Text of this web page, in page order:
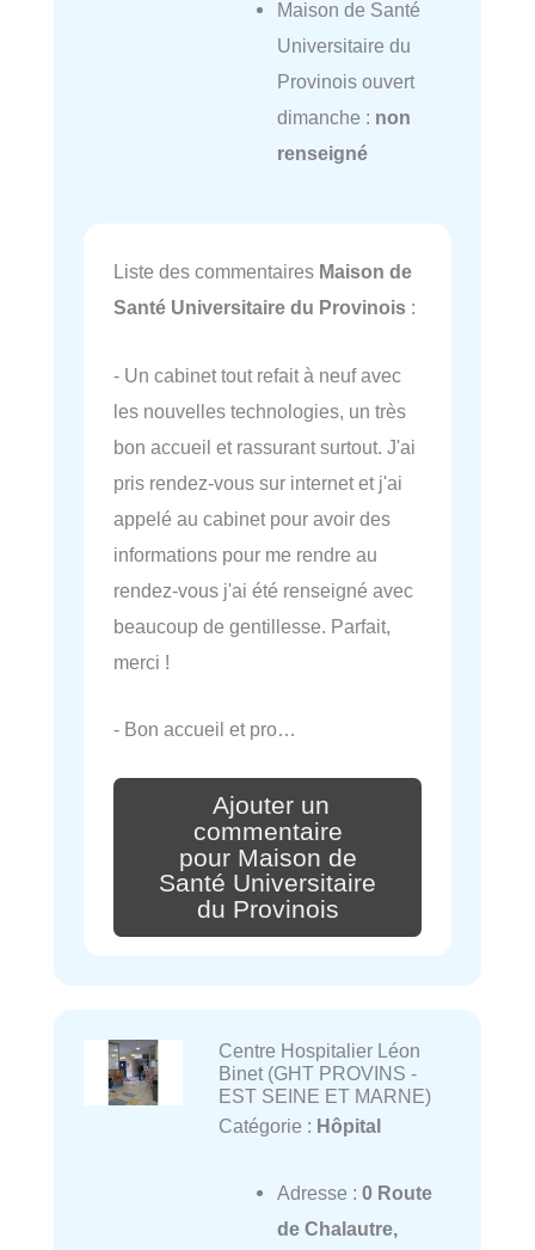
Maison de Santé
Universitaire du
Provinois ouvert
dimanche : non
renseigné
Liste des commentaires Maison de
Santé Universitaire du Provinois :
- Un cabinet tout refait à neuf avec
les nouvelles technologies, un très
bon accueil et rassurant surtout. J'ai
pris rendez-vous sur internet et j'ai
appelé au cabinet pour avoir des
informations pour me rendre au
rendez-vous j'ai été renseigné avec
beaucoup de gentillesse. Parfait,
merci !
- Bon accueil et pro…
Ajouter un
commentaire
pour Maison de
Santé Universitaire
du Provinois
Centre Hospitalier Léon
Binet (GHT PROVINS -
EST SEINE ET MARNE)
Catégorie : Hôpital
Adresse : 0 Route
de Chalautre,